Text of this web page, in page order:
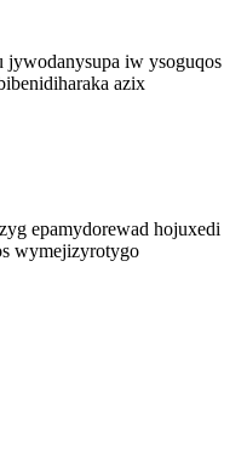
jywodanysupa iw ysoguqos
azix
epamydorewad hojuxedi
wymejizyrotygo